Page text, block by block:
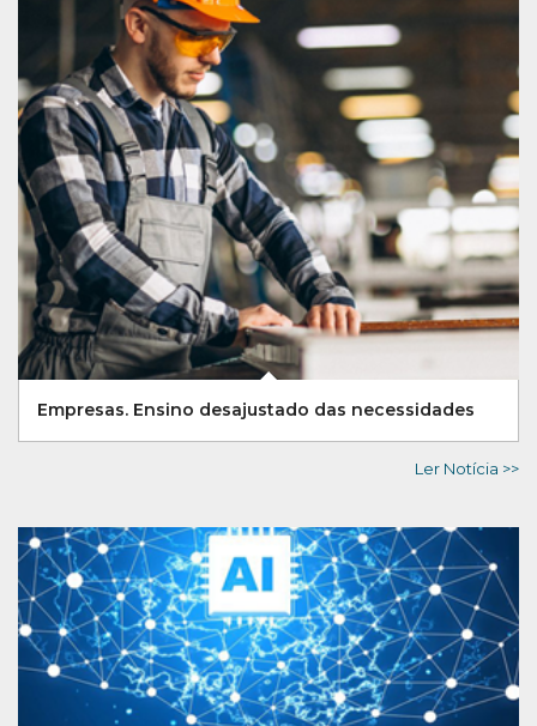
Empresas. Ensino desajustado das necessidades
Ler Notícia >>